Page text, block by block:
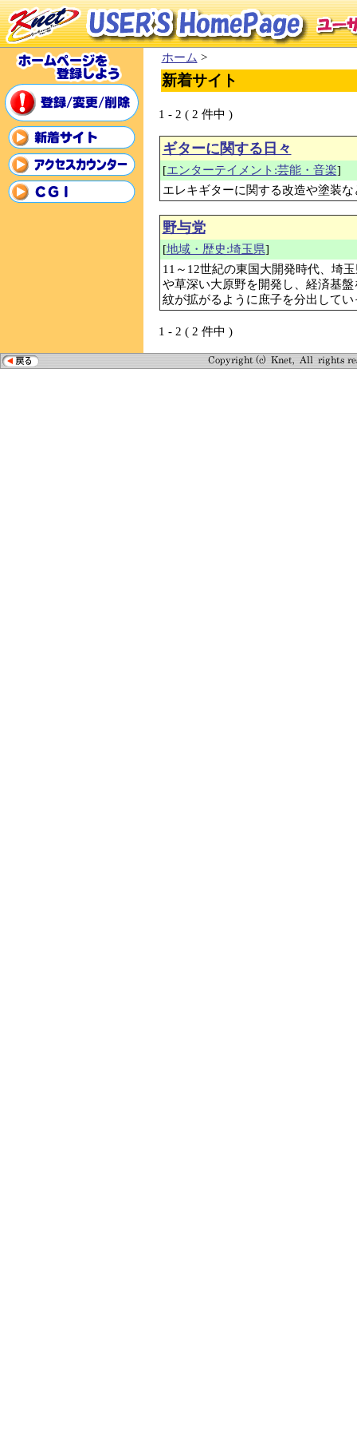
ホーム >
新着サイト
1 - 2 ( 2 件中 )
ギターに関する日々
[エンターテイメント:芸能・音楽]
エレキギターに関する改造や塗装な
野与党
[地域・歴史:埼玉県]
11～12世紀の東国大開発時代、埼
や草深い大原野を開発し、経済基
紋が拡がるように庶子を分出して
1 - 2 ( 2 件中 )